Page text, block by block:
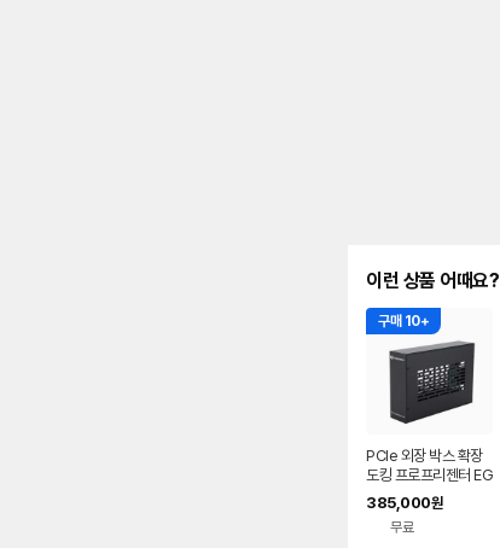
이런 상품 어때요?
구매 10+
PCIe 외장 박스 확장
도킹 프로프리젠터 EG
PU 맥 교회 자막기 프
프독 PP-DOCK
385,000원
무료